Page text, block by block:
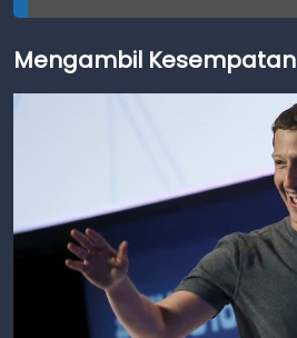
Mengambil Kesempatan